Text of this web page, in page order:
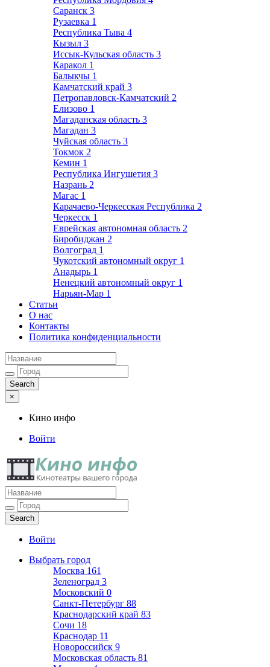
Саранск 3
Рузаевка 1
Республика Тыва 4
Кызыл 3
Иссык-Кульская область 3
Каракол 1
Балыкчы 1
Камчатский край 3
Петропавловск-Камчатский 2
Елизово 1
Магаданская область 3
Магадан 3
Чуйская область 3
Токмок 2
Кемин 1
Республика Ингушетия 3
Назрань 2
Магас 1
Карачаево-Черкесская Республика 2
Черкесск 1
Еврейская автономная область 2
Биробиджан 2
Волгоград 1
Чукотский автономный округ 1
Анадырь 1
Ненецкий автономный округ 1
Нарьян-Мар 1
Статьи
О нас
Контакты
Политика конфиденциальности
×
Кино инфо
Войти
Кино инфо
Кинотеатры вашего города
Войти
Выбрать город
Москва 161
Зеленоград 3
Московский 0
Санкт-Петербург 88
Краснодарский край 83
Сочи 18
Краснодар 11
Новороссийск 9
Московская область 81